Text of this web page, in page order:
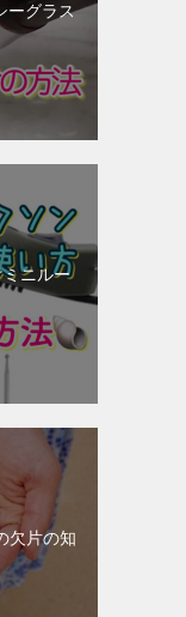
ーグラス
ニルー
欠片の知